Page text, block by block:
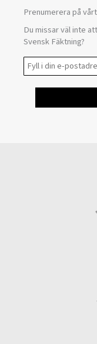
Prenumerera på
Du missar väl inte
Svensk Fäktning?